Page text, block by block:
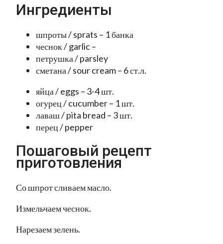
Ингредиенты
шпроты / sprats – 1 банка
чеснок / garlic –
петрушка / parsley
сметана / sour cream – 6 ст.л.
яйца / eggs – 3-4 шт.
огурец / cucumber – 1 шт.
лаваш / pita bread – 3 шт.
перец / pepper
Пошаговый рецепт
приготовления
Со шпрот сливаем масло.
Измельчаем чеснок.
Нарезаем зелень.